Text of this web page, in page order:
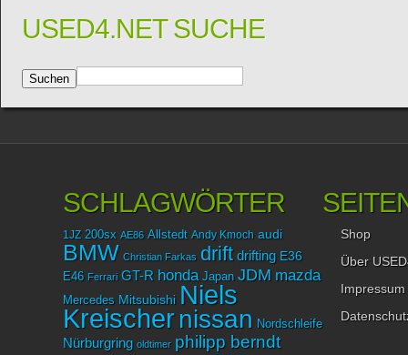
USED4.NET SUCHE
SCHLAGWÖRTER
1JZ 200sx AE86 Allstedt Andy Kmoch audi
BMW Christian Farkas drift drifting E36
E46 Ferrari GT-R honda Japan JDM mazda
Mercedes Mitsubishi Niels
Kreischer nissan Nordschleife
Nürburgring oldtimer philipp berndt
Shop
Über
Impressum